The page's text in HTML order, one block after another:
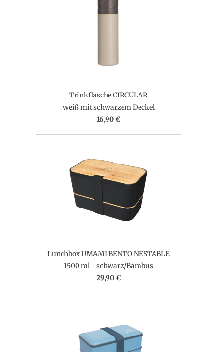
Trinkflasche CIRCULAR
weiß mit schwarzem Deckel
16,90 €
Lunchbox UMAMI BENTO NESTABLE
1500 ml - schwarz/Bambus
29,90 €